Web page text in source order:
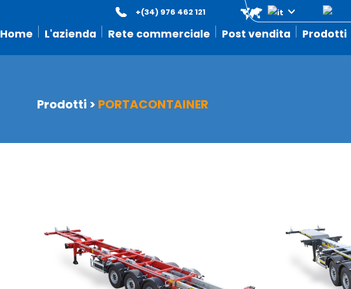
Home L'azienda Rete commerciale Post vendita Prodotti
+(34) 976 462 121
Prodotti > PORTACONTAINER